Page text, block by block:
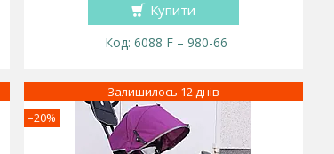
Купити
6088 F – 980-66
–20%
Залишилось 12 днів